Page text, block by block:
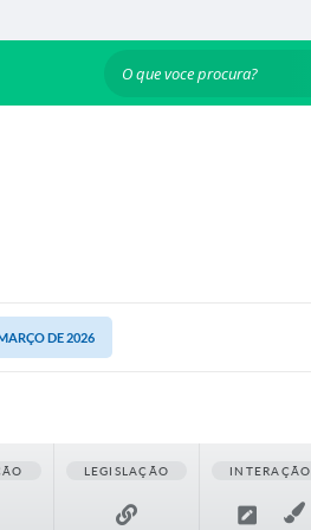
O que voce procura?
DE 2026
LEGISLAÇÃO INTERAÇÃO